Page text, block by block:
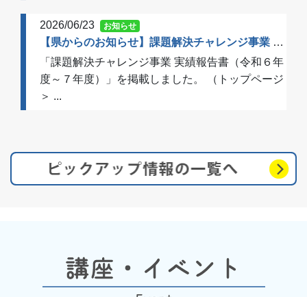
2026/06/23 お知らせ
【県からのお知らせ】課題解決チャレンジ事業 実績報告書（令和６年度～７年度）を掲載しました
「課題解決チャレンジ事業 実績報告書（令和６年
度～７年度）」を掲載しました。 （トップページ
＞ ...